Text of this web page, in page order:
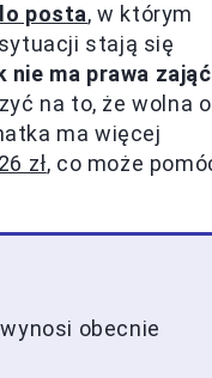
posta, w którym
stają się
ma prawa zająć
na to, że wolna
ma więcej
zł, co może
obecnie